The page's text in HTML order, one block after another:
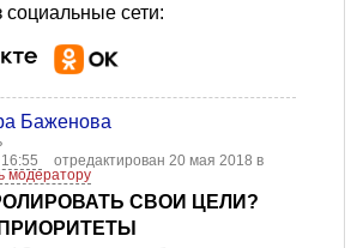
социальные сети:
Баженова
отредактирован 20 мая 2018 в
модератору
СВОИ ЦЕЛИ?